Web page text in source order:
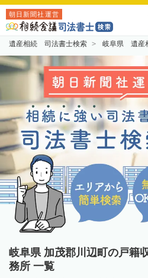
朝日新聞社運営
遺産相続 司法書士検索 岐阜県 遺産
岐阜県 加茂郡川辺町の戸籍
務所 一覧